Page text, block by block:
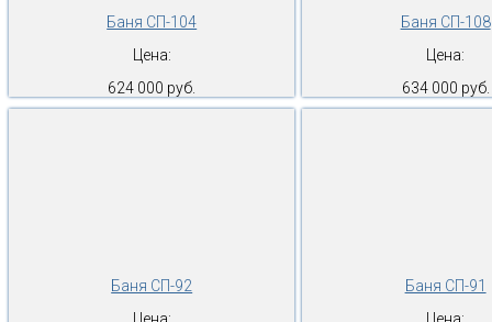
Баня СП-104
Цена:
624 000 руб.
Баня СП-108
Цена:
634 000 руб.
Баня СП-92
Цена:
Баня СП-91
Цена: